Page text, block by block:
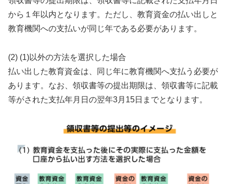
から１年以内となります。ただし、教育資金の払い出しと
教育機関への支払いが同じ年である必要があります。
(2) (1)以外の方法を選択した場合
払い出した教育資金は、同じ年に教育機関へ支払う必要が
あります。なお、領収書等の提出期限は、領収書等に記載
等がされた支払年月日の翌年3月15日までとなります。